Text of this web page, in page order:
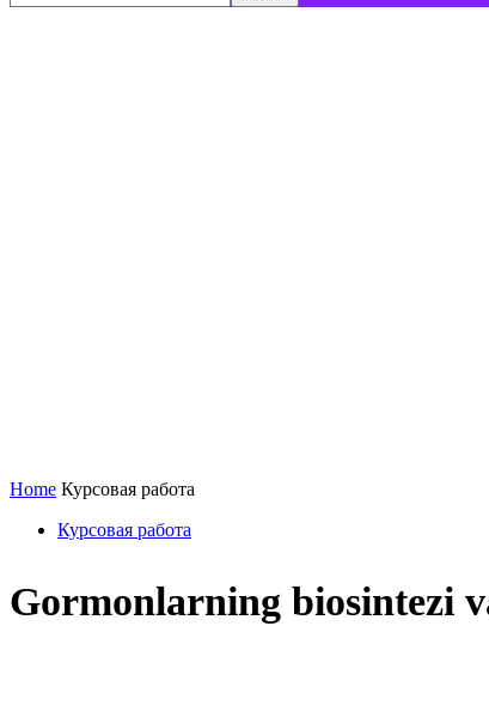
Home Курсовая работа
Курсовая работа
Gormonlarning biosintezi